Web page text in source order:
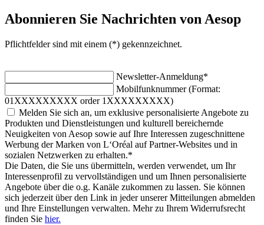
Abonnieren Sie Nachrichten von Aesop
Pflichtfelder sind mit einem (*) gekennzeichnet.
Newsletter-Anmeldung*
Mobilfunknummer (Format:
01XXXXXXXXX order 1XXXXXXXXX)
Melden Sie sich an, um exklusive personalisierte Angebote zu
Produkten und Dienstleistungen und kulturell bereichernde
Neuigkeiten von Aesop sowie auf Ihre Interessen zugeschnittene
Werbung der Marken von L‘Oréal auf Partner-Websites und in
sozialen Netzwerken zu erhalten.*
Die Daten, die Sie uns übermitteln, werden verwendet, um Ihr
Interessenprofil zu vervollständigen und um Ihnen personalisierte
Angebote über die o.g. Kanäle zukommen zu lassen. Sie können
sich jederzeit über den Link in jeder unserer Mitteilungen abmelden
und Ihre Einstellungen verwalten. Mehr zu Ihrem Widerrufsrecht
finden Sie hier.